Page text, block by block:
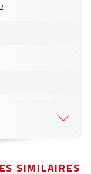
SIMILAIRES